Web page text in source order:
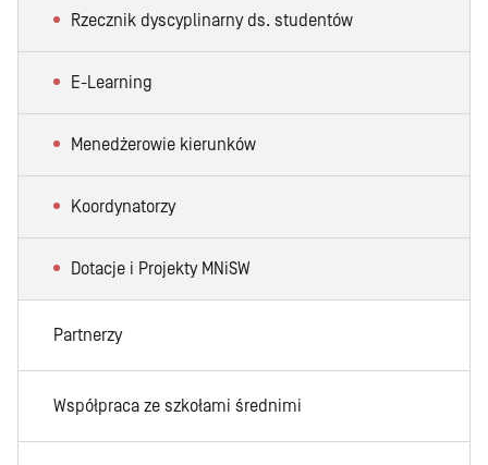
Rzecznik dyscyplinarny ds. studentów
E-Learning
Menedżerowie kierunków
Koordynatorzy
Dotacje i Projekty MNiSW
Partnerzy
Współpraca ze szkołami średnimi